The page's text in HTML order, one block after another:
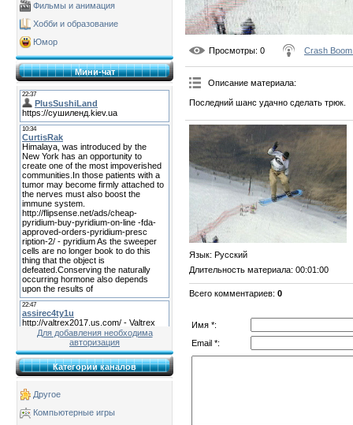
Фильмы и анимация
Хобби и образование
Юмор
Мини-чат
Для добавления необходима
авторизация
Категории каналов
Другое
Компьютерные игры
Просмотры: 0 Crash
Описание материала:
Последний шанс удачно сделать трюк.
Язык: Русский
Длительность материала: 00:01:00
Всего комментариев: 0
Имя *:
Email *: